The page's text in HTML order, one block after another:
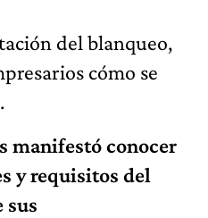
del blanqueo,
cómo se
manifestó conocer
y requisitos del
sus